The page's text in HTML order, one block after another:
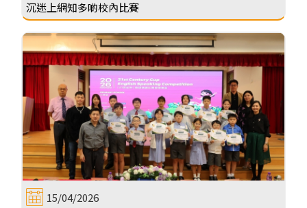
沉迷上網知多啲校內比賽
15/04/2026